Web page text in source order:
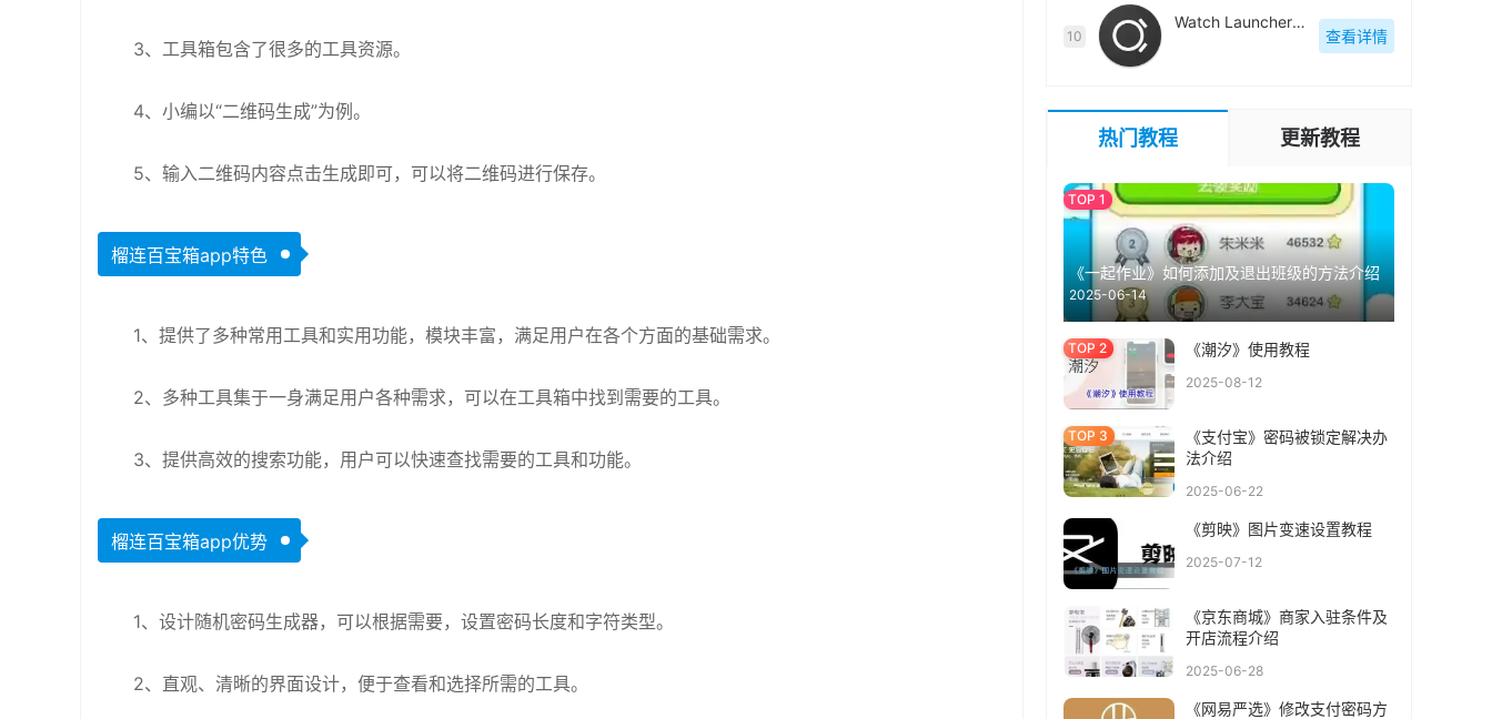
3、工具箱包含了很多的工具资源。
4、小编以“二维码生成”为例。
5、输入二维码内容点击生成即可，可以将二维码进行保存。
榴连百宝箱app特色
1、提供了多种常用工具和实用功能，模块丰富，满足用户在各个方面的基础需求。
2、多种工具集于一身满足用户各种需求，可以在工具箱中找到需要的工具。
3、提供高效的搜索功能，用户可以快速查找需要的工具和功能。
榴连百宝箱app优势
1、设计随机密码生成器，可以根据需要，设置密码长度和字符类型。
2、直观、清晰的界面设计，便于查看和选择所需的工具。
10
Watch Launcher官方最新版-v1.4.16
查看详情
热门教程 更新教程
《一起作业》如何添加及退出班级的方法介绍
2025-06-14
《潮汐》使用教程
2025-08-12
《支付宝》密码被锁定解决办
法介绍
2025-06-22
《剪映》图片变速设置教程
2025-07-12
《京东商城》商家入驻条件及
开店流程介绍
2025-06-28
《网易严选》修改支付密码方